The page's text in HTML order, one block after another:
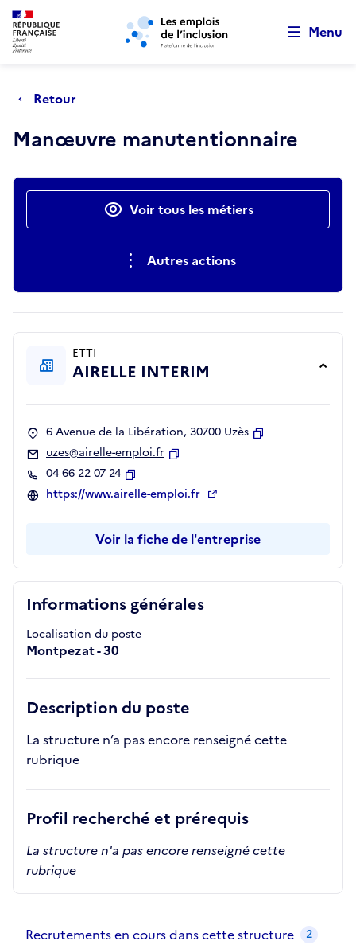
Aller au menu principal Aller au contenu principal
Menu
Retour
Manœuvre manutentionnaire
Actions rapidesVoir tous les métiers
Autres actions
Informations générales
Localisation du poste
Montpezat - 30
Description du poste
La structure n’a pas encore renseigné cette
rubrique
Profil recherché et prérequis
La structure n'a pas encore renseigné cette
rubrique
ETTI
AIRELLE INTERIM
6 Avenue de la Libération, 30700 Uzès
uzes@airelle-emploi.fr
04 66 22 07 24
Copier
https://www.airelle-emploi.fr
Voir la fiche de l'entreprise
Recrutements en cours dans cette structure 2
Retour au début de la page
Panneau de gestion des cookies